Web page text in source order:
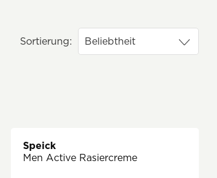
Sortierung:
Speick
Men Active Rasiercreme